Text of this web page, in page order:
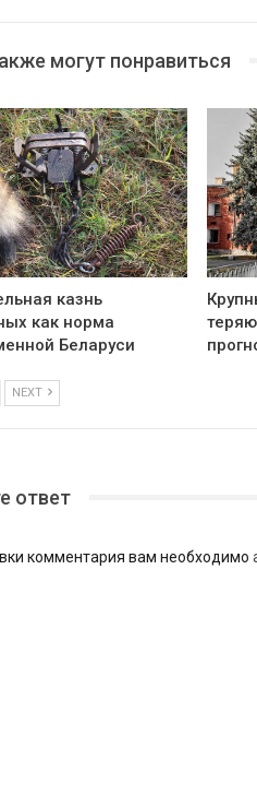
могут понравиться
казнь
как норма
Беларуси
NEXT
ответ
комментария вам необходимо